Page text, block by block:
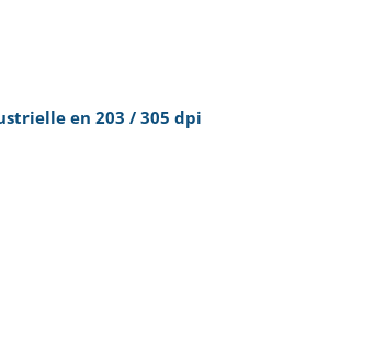
en 203 / 305 dpi